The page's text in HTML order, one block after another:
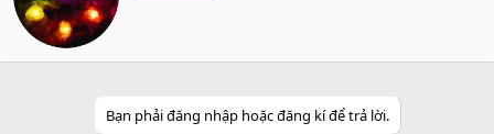
n
Bạn phải đăng nhập hoặc đăng kí để trả lời.